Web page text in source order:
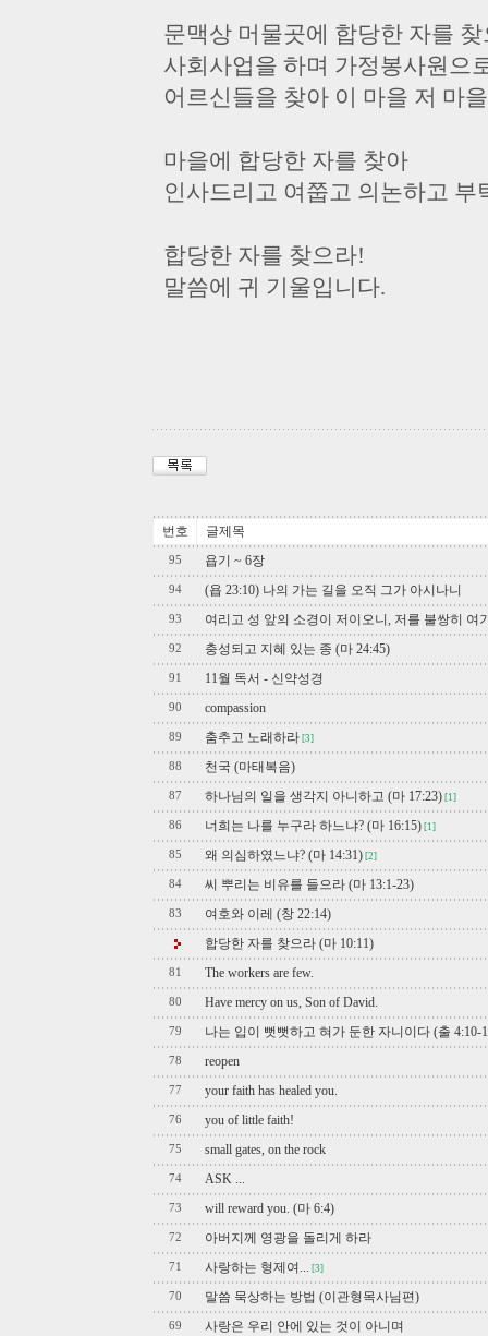
문맥상 머물곳에 합당한 자를
사회사업을 하며 가정봉사원으
어르신들을 찾아 이 마을 저 마
마을에 합당한 자를 찾아
인사드리고 여쭙고 의논하고
합당한 자를 찾으라!
말씀에 귀 기울입니다.
번호 글제목
95 욥기 ~ 6장
94 (욥 23:10) 나의 가는 길을 오직 그가 아시나니
93 여리고 성 앞의 소경이 저이오니, 저를 불쌍히 여
92 충성되고 지혜 있는 종 (마 24:45)
91 11월 독서 - 신약성경
90 compassion
89 춤추고 노래하라 [3]
88 천국 (마태복음)
87 하나님의 일을 생각지 아니하고 (마 17:23) [1]
86 너희는 나를 누구라 하느냐? (마 16:15) [1]
85 왜 의심하였느냐? (마 14:31) [2]
84 씨 뿌리는 비유를 들으라 (마 13:1-23)
83
여호와 이레 (창 22:14)
합당한 자를 찾으라 (마 10:11)
81 The workers are few.
80 Have mercy on us, Son of David.
79 나는 입이 뻣뻣하고 혀가 둔한 자니이다 (출 4:10-
78 reopen
77 your faith has healed you.
76 you of little faith!
75 small gates, on the rock
74 ASK ...
73 will reward you. (마 6:4)
72 아버지께 영광을 돌리게 하라
71 사랑하는 형제여... [3]
70 말씀 묵상하는 방법 (이관형목사님편)
69 사랑은 우리 안에 있는 것이 아니며